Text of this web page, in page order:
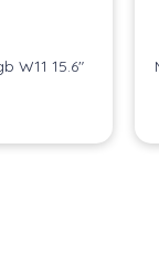
W11 15.6"